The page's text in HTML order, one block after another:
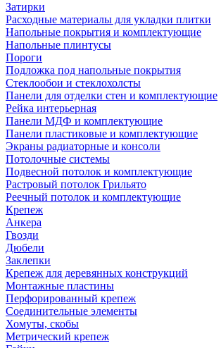
Затирки
Расходные материалы для укладки плитки
Напольные покрытия и комплектующие
Напольные плинтусы
Пороги
Подложка под напольные покрытия
Стеклообои и стеклохолсты
Панели для отделки стен и комплектующие
Рейка интерьерная
Панели МДФ и комплектующие
Панели пластиковые и комплектующие
Экраны радиаторные и консоли
Потолочные системы
Подвесной потолок и комплектующие
Растровый потолок Грильято
Реечный потолок и комплектующие
Крепеж
Анкера
Гвозди
Дюбели
Заклепки
Крепеж для деревянных конструкций
Монтажные пластины
Перфорированный крепеж
Соединительные элементы
Хомуты, скобы
Метрический крепеж